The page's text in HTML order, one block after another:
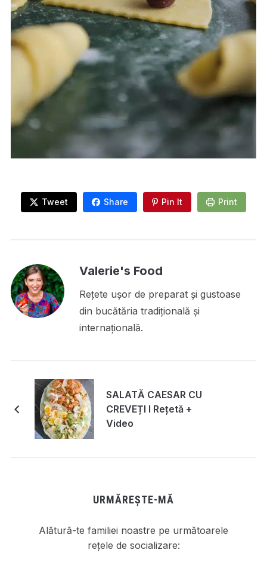
Tweet Share Pin It Print
Valerie's Food
Rețete ușor de preparat și gustoase
din bucătăria tradițională și
internațională.
SALATĂ CAESAR CU
CREVEȚI I Rețetă +
Video
URMĂREȘTE-MĂ
Alătură-te familiei noastre pe următoarele
rețele de socializare: